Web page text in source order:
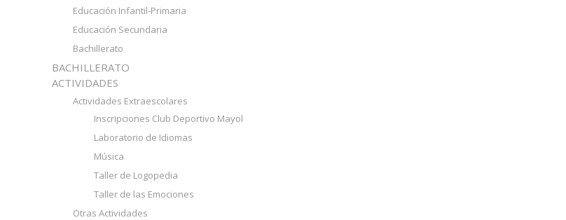
Educación Infantil-Primaria
Educación Secundaria
Bachillerato
BACHILLERATO
ACTIVIDADES
Actividades Extraescolares
Inscripciones Club Deportivo Mayol
Laboratorio de Idiomas
Música
Taller de Logopedia
Taller de las Emociones
Otras Actividades